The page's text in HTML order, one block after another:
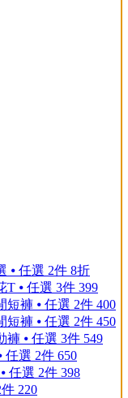
⦁ 任選 2件 8折
⦁ 任選 3件 399
褲 ⦁ 任選 2件 400
褲 ⦁ 任選 2件 450
⦁ 任選 3件 549
任選 2件 650
任選 2件 398
220